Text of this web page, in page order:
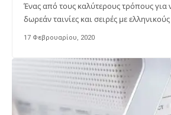
Ένας από τους καλύτερους τρόπους για
δωρεάν ταινίες και σειρές με
17 Φεβρουαρίου, 2020